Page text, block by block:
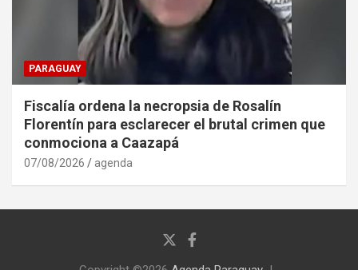
PARAGUAY
Fiscalía ordena la necropsia de Rosalín
Florentín para esclarecer el brutal crimen que
conmociona a Caazapá
07/08/2026 agenda